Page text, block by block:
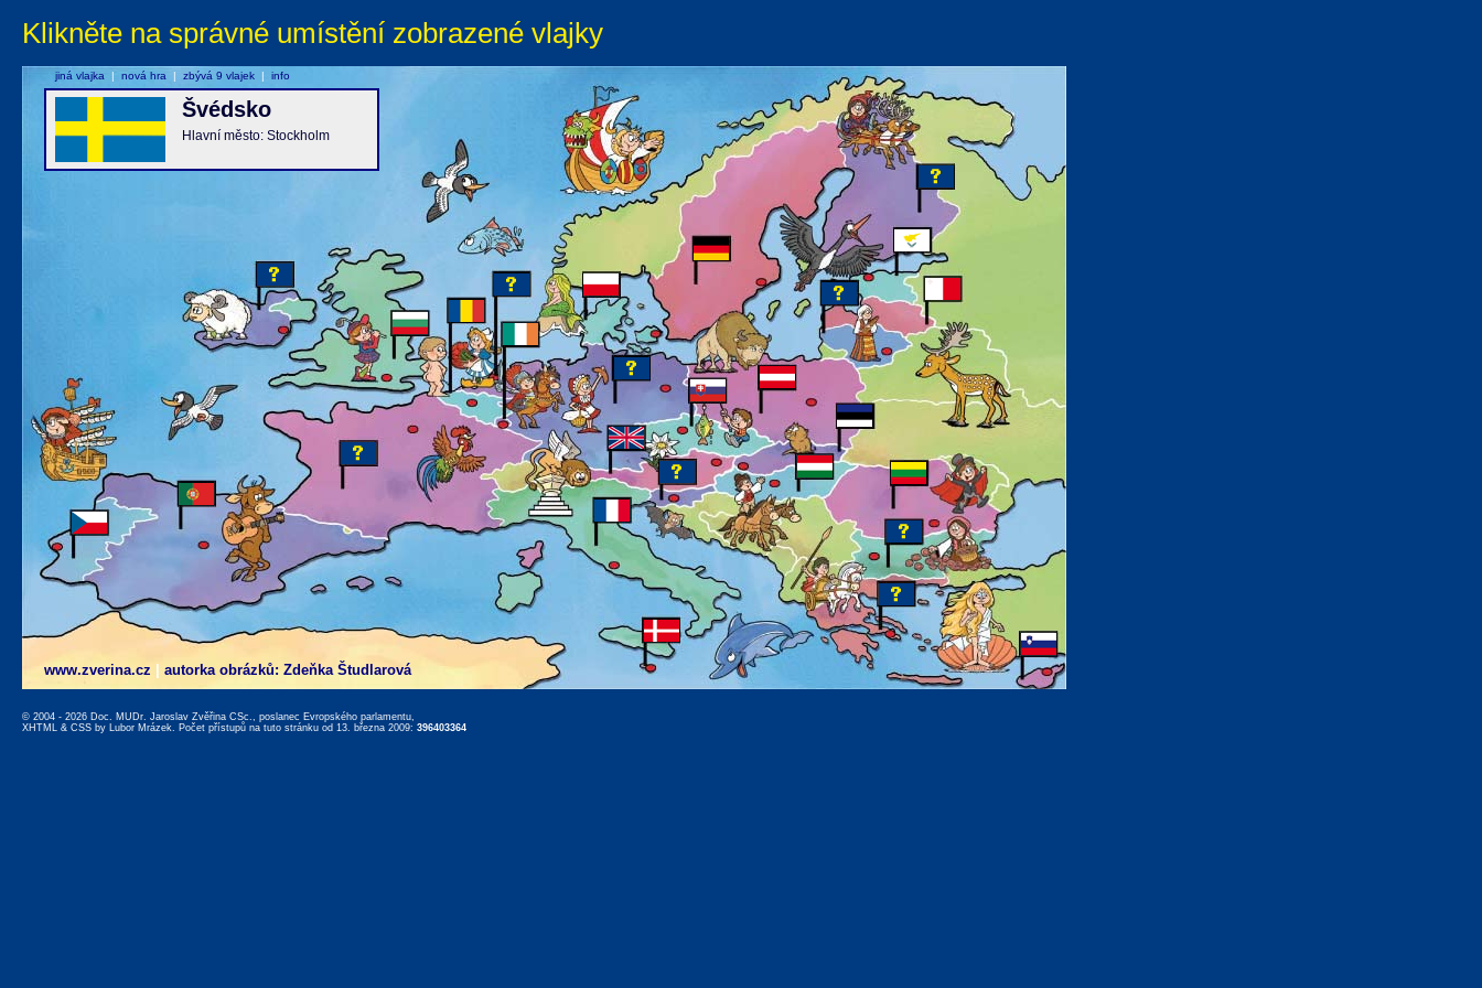
Klikněte na správné umístění zobrazené vlajky
www.zverina.cz autorka obrázků: Zdeňka Študlarová
Švédsko
Hlavní město: Stockholm
jiná vlajka | nová hra | zbývá 9 vlajek | info
© 2004 - 2026 Doc. MUDr. Jaroslav Zvěřina CSc., poslanec Evropského parlamentu,
XHTML & CSS by Lubor Mrázek. Počet přístupů na tuto stránku od 13. března 2009: 396403364